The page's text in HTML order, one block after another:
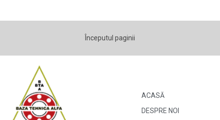
Începutul paginii
ACASĂ
DESPRE NOI